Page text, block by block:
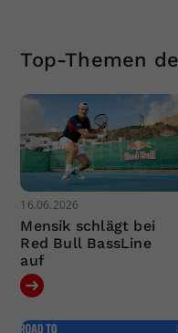
Top-Themen
16.06.2026
Mensík schlägt bei
Red Bull BassLine
auf